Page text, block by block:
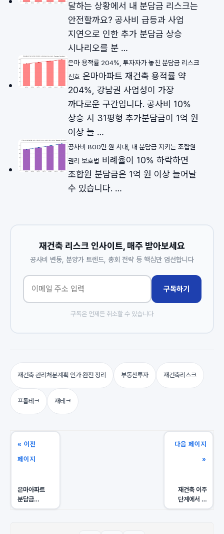
달하는 상황에서 내 분담금 리스크는
안전할까요? 공사비 급등과 사업
지연으로 인한 추가 분담금 상승
시나리오를 분 …
은마 용적률 204%, 투자자가 놓친 분담금 리스크
신호 은마아파트 재건축 용적률 약
204%, 강남권 사업성이 가장
까다로운 구간입니다. 공사비 10%
상승 시 31평형 추가분담금이 1억 원
이상 늘 …
공사비 800만 원 시대, 내 분담금 지키는 조합원
권리 보호법 비례율이 10% 하락하면
조합원 분담금은 1억 원 이상 늘어날
수 있습니다. …
재건축 리스크 인사이트, 매주 받아보세요
공사비 변동, 분양가 트렌드, 총회 전략 등 핵심만 엄선합니다
구독하기
구독은 언제든 취소할 수 있습니다
재건축 관리처분계획 인가 완전 정리 부동산투자 재건축리스크
프롭테크 재테크
« 이전
페이지
은마아파트
분담금
시나리오, 내
다음 페이지
»
재건축 이주
단계에서 내
분담금 수천만